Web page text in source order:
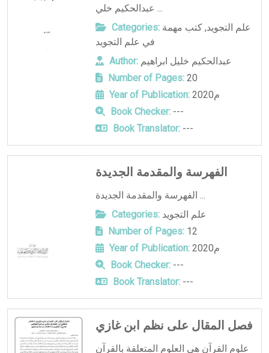
عبدالحكيم خلي ...
Categories:
علم التجويد,كتب مهمة
في علم التجويد
Author: عبدالحكيم خليل ابراهيم
Number of Pages:20
Year of Publication:
2020م
Book Checker:---
Book Translator:---
الفهرسة والمقدمة الجديدة
الفهرسة والمقدمة الجديدة ...
Categories: علم التجويد
Number of Pages:12
Year of Publication:
2020م
Book Checker:---
Book Translator:---
فصل المقال على نظم ابن غازي
علوم القرآن هي العلوم المتعلقة بالقرآن